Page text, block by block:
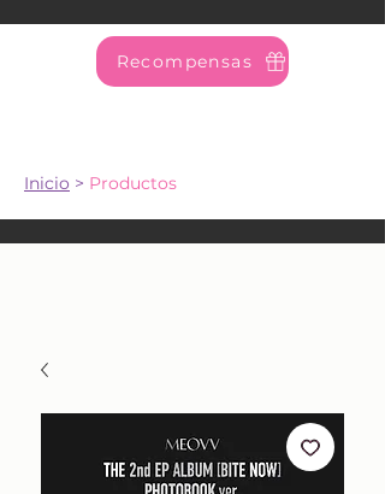
Recompensas
Inicio > Productos